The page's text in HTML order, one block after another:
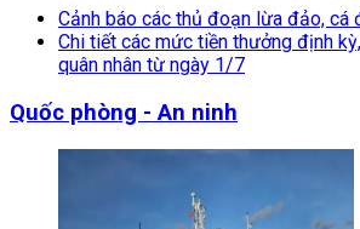
Cảnh báo các thủ đoạn lừa đảo, cá
Chi tiết các mức tiền thưởng định
quân nhân từ ngày 1/7
Quốc phòng - An ninh